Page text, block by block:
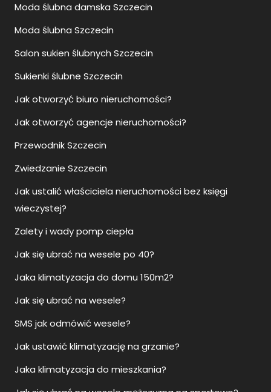
Moda ślubna damska Szczecin
Moda ślubna Szczecin
Salon sukien ślubnych Szczecin
Sukienki ślubne Szczecin
Jak otworzyć biuro nieruchomości?
Jak otworzyć agencje nieruchomości?
Przewodnik Szczecin
Zwiedzanie Szczecin
Jak ustalić właściciela nieruchomości bez księgi
wieczystej?
Zalety i wady pomp ciepła
Jak się ubrać na wesele po 40?
Jaka klimatyzacja do domu 150m2?
Jak się ubrać na wesele?
SMS jak odmówić wesele?
Jak ustawić klimatyzację na grzanie?
Jaka klimatyzacja do mieszkania?